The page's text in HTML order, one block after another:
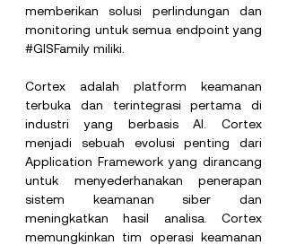
memberikan solusi perlindungan dan
#GISFamily miliki.
Cortex adalah platform keamanan
terbuka dan terintegrasi pertama di
industri yang berbasis AI. Cortex
menjadi sebuah evolusi penting dari
Application Framework yang dirancang
untuk menyederhanakan penerapan
sistem keamanan siber dan
meningkatkan hasil analisa. Cortex
memungkinkan tim operasi keamanan